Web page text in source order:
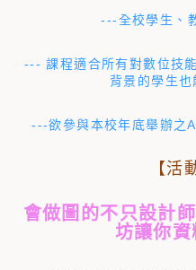
---全校學生、
--- 課程適合所有對數位技
背景的學生
---欲參與本校年底舉辦之
【活
會做圖的不只設計
坊讓你資